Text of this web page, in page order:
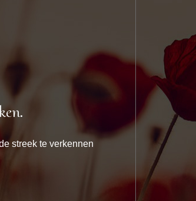
streek te verkennen